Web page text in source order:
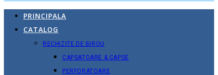
PRINCIPALA
CATALOG
RECHIZITE DE BIROU
CAPSATOARE & CAPSE
PERFORATOARE